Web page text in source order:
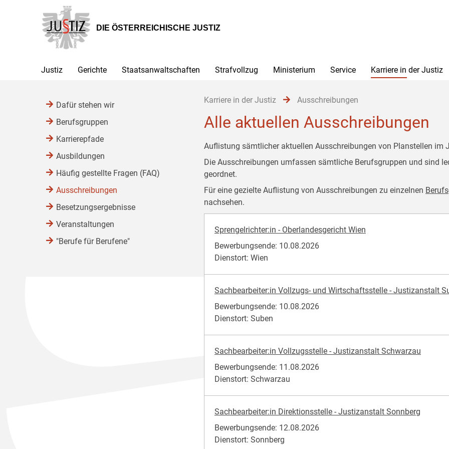
Hauptnavigation
[1]
Inhalt
[2]
Untermenü
[3]
DIE ÖSTERREICHISCHE JUSTIZ
Justiz Gerichte Staatsanwaltschaften Strafvollzug Ministerium Service Karriere in der Justiz
Karriere in der Justiz Ausschreibungen
Alle aktuellen Ausschreibungen
Auflistung sämtlicher aktuellen Ausschreibungen von Planstellen im
Die Ausschreibungen umfassen sämtliche Berufsgruppen und sind
geordnet.
Für eine gezielte Auflistung von Ausschreibungen zu einzelnen
nachsehen.
Sprengelrichter:in - Oberlandesgericht Wien
Bewerbungsende: 10.08.2026
Dienstort: Wien
Sachbearbeiter:in Vollzugs- und Wirtschaftsstelle - Justizanstalt
Bewerbungsende: 10.08.2026
Dienstort: Suben
Sachbearbeiter:in Vollzugsstelle - Justizanstalt Schwarzau
Bewerbungsende: 11.08.2026
Dienstort: Schwarzau
Sachbearbeiter:in Direktionsstelle - Justizanstalt Sonnberg
Bewerbungsende: 12.08.2026
Dienstort: Sonnberg
Dafür stehen wir
Berufsgruppen
Karrierepfade
Ausbildungen
Häufig gestellte Fragen (FAQ)
Ausschreibungen
Besetzungsergebnisse
Veranstaltungen
"Berufe für Berufene"